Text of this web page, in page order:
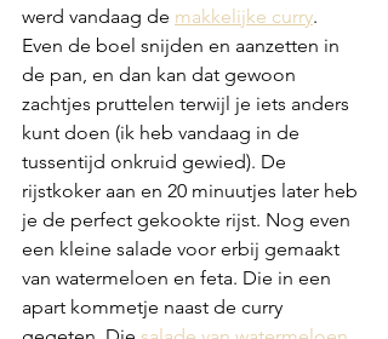
werd vandaag de makkelijke curry.
Even de boel snijden en aanzetten in
de pan, en dan kan dat gewoon
zachtjes pruttelen terwijl je iets anders
kunt doen (ik heb vandaag in de
tussentijd onkruid gewied). De
rijstkoker aan en 20 minuutjes later heb
je de perfect gekookte rijst. Nog even
een kleine salade voor erbij gemaakt
van watermeloen en feta. Die in een
apart kommetje naast de curry